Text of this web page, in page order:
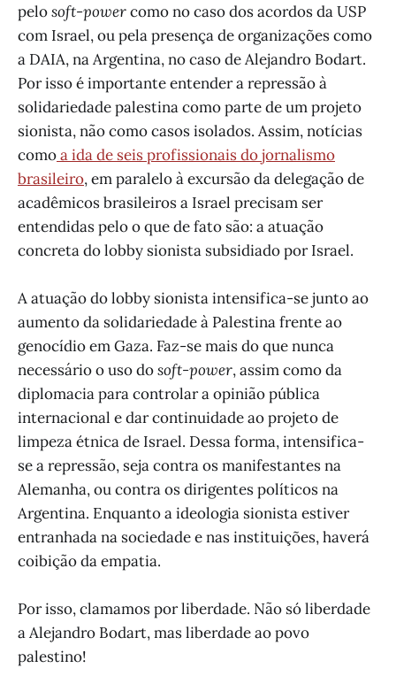
pelosoft-powercomo no caso dos acordos da USP
com Israel, ou pela presença de organizações como
a DAIA, na Argentina, no caso de Alejandro Bodart.
Por isso é importante entender a repressão à
solidariedade palestina como parte de um projeto
sionista, não como casos isolados. Assim, notícias
comoa ida de seis profissionais do jornalismo
brasileiro, em paralelo à excursão da delegação de
acadêmicos brasileiros a Israel precisam ser
entendidas pelo o que de fato são: a atuação
concreta do lobby sionista subsidiado por Israel.
A atuação do lobby sionista intensifica-se junto ao
aumento da solidariedade à Palestina frente ao
genocídio em Gaza. Faz-se mais do que nunca
necessário o uso dosoft-power, assim como da
diplomacia para controlar a opinião pública
internacional e dar continuidade ao projeto de
limpeza étnica de Israel. Dessa forma, intensifica-
se a repressão, seja contra os manifestantes na
Alemanha, ou contra os dirigentes políticos na
Argentina. Enquanto a ideologia sionista estiver
entranhada na sociedade e nas instituições, haverá
coibição da empatia.
Por isso, clamamos por liberdade. Não só liberdade
a Alejandro Bodart, mas liberdade ao povo
palestino!